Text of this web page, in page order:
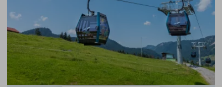
Verhaal
Technische gegevens
Vacatures
PARTNERS/LINKS